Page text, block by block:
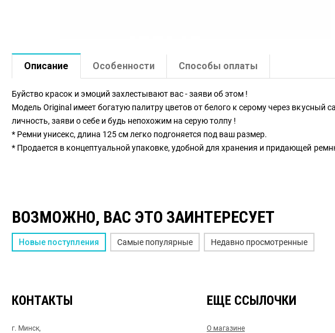
Описание Особенности Способы оплаты
Буйство красок и эмоций захлестывают вас - заяви об этом !
Модель Original имеет богатую палитру цветов от белого к серому через
личность, заяви о себе и будь непохожим на серую толпу !
* Ремни унисекс, длина 125 см легко подгоняется под ваш размер.
* Продается в концептуальной упаковке, удобной для хранения и придающей
ВОЗМОЖНО, ВАС ЭТО ЗАИНТЕРЕСУЕТ
Новые поступления Самые популярные Недавно просмотренные
КОНТАКТЫ
г. Минск,
ЕЩЕ ССЫЛОЧКИ
О магазине